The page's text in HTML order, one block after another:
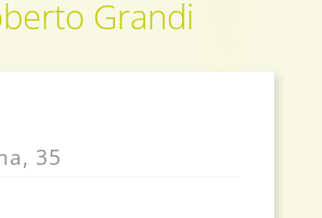
Grandi
35